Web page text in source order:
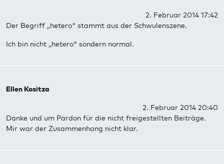
2. Februar 2014 17:42
Der Begriff ,,hetero" stammt aus der Schwulenszene.
Ich bin nicht ,,hetero" sondern normal.
Ellen Kositza
2. Februar 2014 20:40
Danke und um Pardon für die nicht freigestellten Beiträge.
Mir war der Zusammenhang nicht klar.